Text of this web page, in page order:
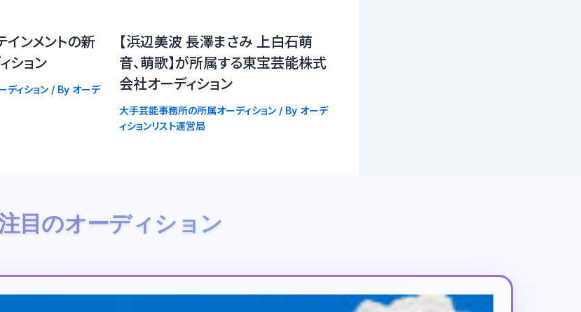
インメントの新
ション
ィション/ By オーデ
【浜辺美波 長澤まさみ 上白石萌
音、萌歌】が所属する東宝芸能株式
会社オーディション
大手芸能事務所の所属オーディション/ By オーデ
ィションリスト運営局
目のオーディション